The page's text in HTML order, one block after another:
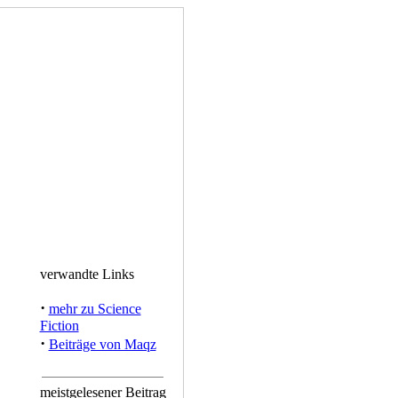
verwandte Links
· mehr zu Science
Fiction
· Beiträge von Maqz
meistgelesener Beitrag